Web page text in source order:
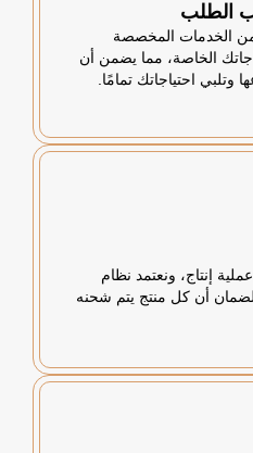
الطلب
الخدمات المخصصة
الخاصة، مما يضمن أن
وتلبي احتياجاتك تمامًا.
إنتاج، ونعتمد نظام
أن كل منتج يتم شحنه